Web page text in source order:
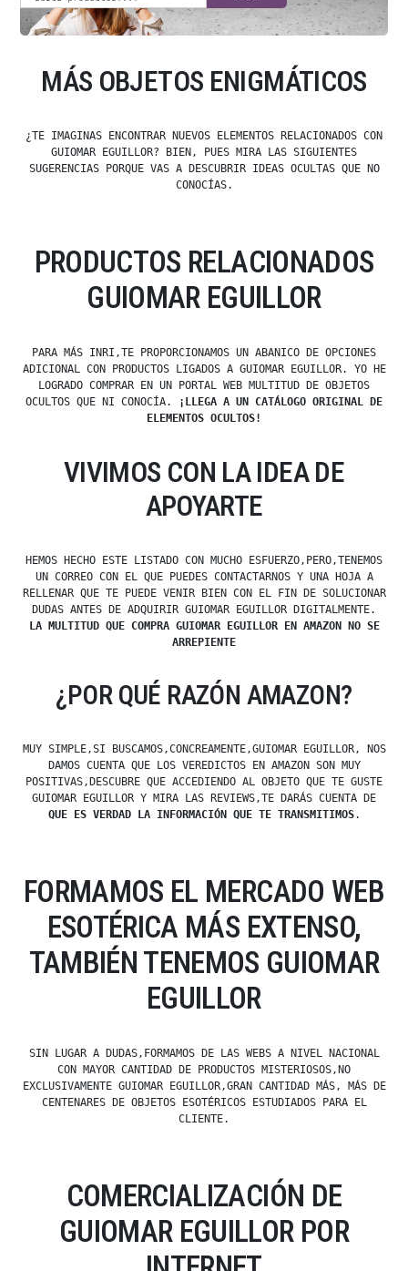
MÁS OBJETOS ENIGMÁTICOS
¿TE IMAGINAS ENCONTRAR NUEVOS ELEMENTOS RELACIONADOS CON
GUIOMAR EGUILLOR? BIEN, PUES MIRA LAS SIGUIENTES
SUGERENCIAS PORQUE VAS A DESCUBRIR IDEAS OCULTAS QUE NO
CONOCÍAS.
PRODUCTOS RELACIONADOS
GUIOMAR EGUILLOR
PARA MÁS INRI,TE PROPORCIONAMOS UN ABANICO DE OPCIONES
ADICIONAL CON PRODUCTOS LIGADOS A GUIOMAR EGUILLOR. YO HE
LOGRADO COMPRAR EN UN PORTAL WEB MULTITUD DE OBJETOS
OCULTOS QUE NI CONOCÍA.
¡LLEGA A UN CATÁLOGO ORIGINAL DE
ELEMENTOS OCULTOS!
VIVIMOS CON LA IDEA DE
APOYARTE
HEMOS HECHO ESTE LISTADO CON MUCHO ESFUERZO,PERO,TENEMOS
UN CORREO CON EL QUE PUEDES CONTACTARNOS Y UNA HOJA A
RELLENAR QUE TE PUEDE VENIR BIEN CON EL FIN DE SOLUCIONAR
DUDAS ANTES DE ADQUIRIR GUIOMAR EGUILLOR DIGITALMENTE.
LA MULTITUD QUE COMPRA GUIOMAR EGUILLOR EN AMAZON NO SE
ARREPIENTE
¿POR QUÉ RAZÓN AMAZON?
MUY SIMPLE,SI BUSCAMOS,CONCREAMENTE,GUIOMAR EGUILLOR, NOS
DAMOS CUENTA QUE LOS VEREDICTOS EN AMAZON SON MUY
POSITIVAS,DESCUBRE QUE ACCEDIENDO AL OBJETO QUE TE GUSTE
GUIOMAR EGUILLOR Y MIRA LAS REVIEWS,TE DARÁS CUENTA DE
QUE ES VERDAD LA INFORMACIÓN QUE TE TRANSMITIMOS.
FORMAMOS EL MERCADO WEB
ESOTÉRICA MÁS EXTENSO,
TAMBIÉN TENEMOS GUIOMAR
EGUILLOR
SIN LUGAR A DUDAS,FORMAMOS DE LAS WEBS A NIVEL NACIONAL
CON MAYOR CANTIDAD DE PRODUCTOS MISTERIOSOS,NO
EXCLUSIVAMENTE GUIOMAR EGUILLOR,GRAN CANTIDAD MÁS, MÁS DE
CENTENARES DE OBJETOS ESOTÉRICOS ESTUDIADOS PARA EL
CLIENTE.
COMERCIALIZACIÓN DE
GUIOMAR EGUILLOR POR